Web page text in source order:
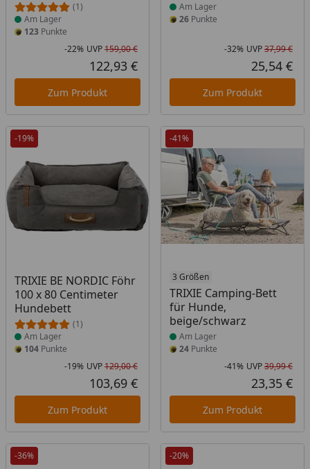
(1)
Am Lager
123 Punkte
Rabatt in Prozent
-22%
Ursprünglicher Preis
UVP159,00 €
Aktueller Preis
122,93 €
Zum Produkt
Am Lager
26Punkte
-32% UVP37,99 €
25,54 €
Zum Produkt
-19%
TRIXIE BE NORDIC Föhr
100 x 80 Centimeter
Hundebett
(1)
Produkt am Lager
Am Lager
104 Punkte
Rabatt in Prozent
-19%
Ursprünglicher Preis
UVP129,00 €
Aktueller Preis
103,69 €
Zum Produkt
-41%
3 Größen
TRIXIE Camping-Bett
für Hunde,
beige/schwarz
Produkt am Lager
Am Lager
24Punkte
-41% UVP39,99 €
23,35 €
Zum Produkt
-36% -20%